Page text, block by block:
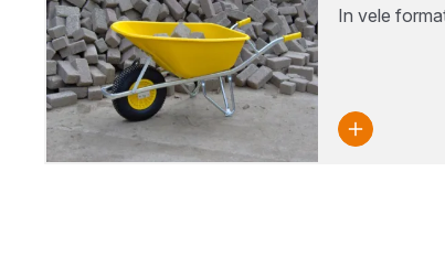
In vele